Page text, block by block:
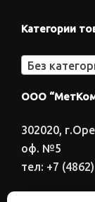
Категории
Без
ООО
302020,
оф. №5
тел: +7